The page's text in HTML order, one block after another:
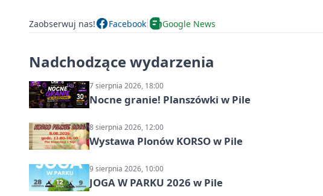
Zaobserwuj nas! Facebook Google News
Nadchodzące wydarzenia
7 sierpnia 2026, 18:00
Nocne granie! Planszówki w Pile
8 sierpnia 2026, 12:00
Wystawa Plonów KORSO w Pile
9 sierpnia 2026, 10:00
JOGA W PARKU 2026 w Pile